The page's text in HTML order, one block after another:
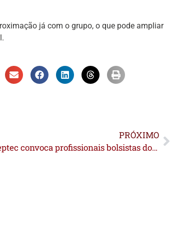
já com o grupo, o que pode ampliar
PRÓXIMO
Ieptec convoca profissionais bolsistas docentes para atuação em Rio Branco